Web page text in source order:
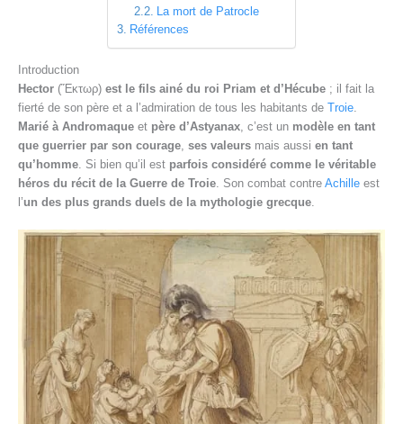
La mort de Patrocle
Références
Introduction
Hector (Ἕκτωρ) est le fils ainé du roi Priam et d’Hécube ; il fait la
fierté de son père et a l’admiration de tous les habitants de Troie
Marié à Andromaque et père d’Astyanax , c’est un modèle en tant
que guerrier par son courage ses valeurs mais aussi en tant
qu’homme . Si bien qu’il est parfois considéré comme le véritable
héros du récit de la Guerre de Troie . Son combat contre Achille est
l’un des plus grands duels de la mythologie grecque